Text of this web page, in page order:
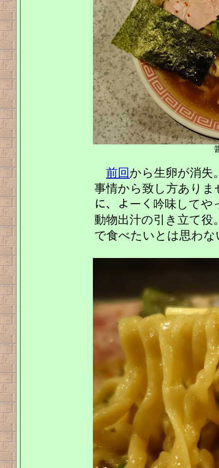
前回から生卵が消失
事情から致し方ありま
に、よーく吟味して
動物出汁の引き立て役
で食べたいとは思わな